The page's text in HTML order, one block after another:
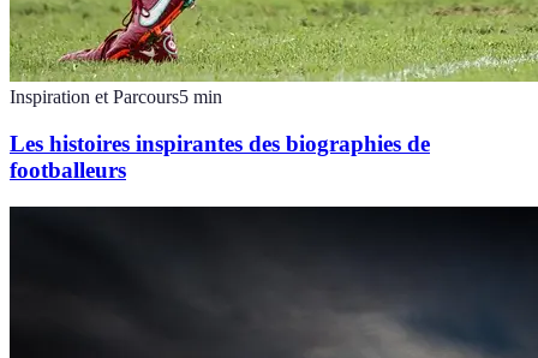
Inspiration et Parcours5 min
Les histoires inspirantes des biographies de
footballeurs